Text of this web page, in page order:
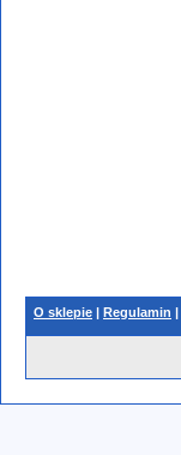
O sklepie | Regulamin |